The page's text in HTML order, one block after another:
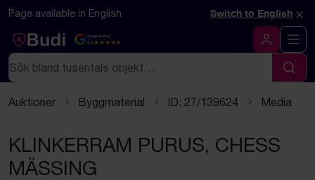
Hoppa till innehåll
Page available in English Switch to English ×
Google Rating
4.5
Logga in
Sök
Sök
Auktioner Byggmaterial ID: 27/139624 Media
KLINKERRAM PURUS, CHESS
MÄSSING